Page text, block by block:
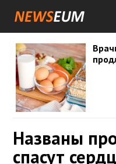
Названы
спасут